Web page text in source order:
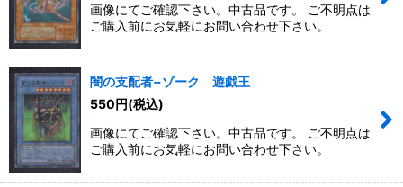
画像にてご確認下さい。中古品です。 ご不明点は
ご購入前にお気軽にお問い合わせ下さい。
闇の支配者−ゾーク 遊戯王
550円(税込)
画像にてご確認下さい。中古品です。 ご不明点は
ご購入前にお気軽にお問い合わせ下さい。